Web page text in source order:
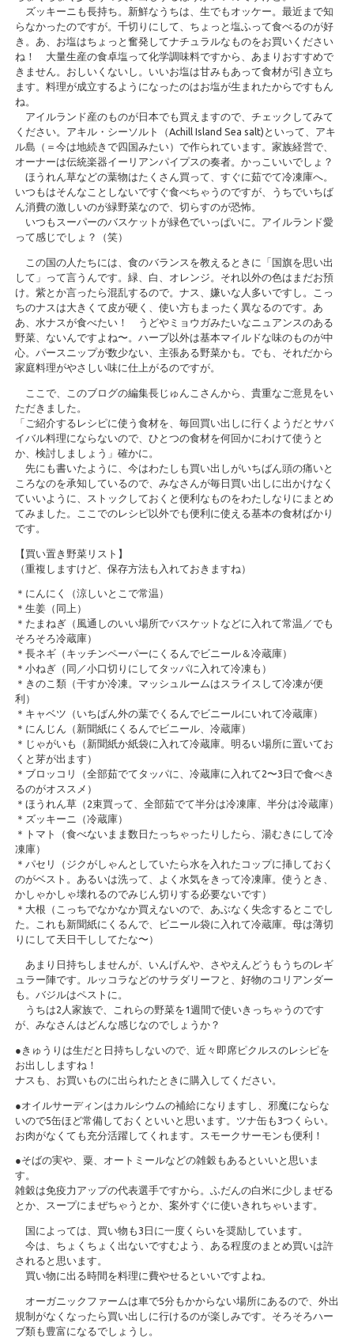
ズッキーニも長持ち。新鮮なうちは、生でもオッケー。最近まで知
らなかったのですが。千切りにして、ちょっと塩ふって食べるのが好
き。あ、お塩はちょっと奮発してナチュラルなものをお買いください
ね！ 大量生産の食卓塩って化学調味料ですから、あまりおすすめで
きません。おしいくないし。いいお塩は甘みもあって食材が引き立ち
ます。料理が成立するようになったのはお塩が生まれたからですもん
ね。
アイルランド産のものが日本でも買えますので、チェックしてみて
ください。アキル・シーソルト（Achill Island Sea salt)といって、アキ
ル島（＝今は地続きで四国みたい）で作られています。家族経営で、
オーナーは伝統楽器イーリアンパイプスの奏者。かっこいいでしょ？
ほうれん草などの葉物はたくさん買って、すぐに茹でて冷凍庫へ。
いつもはそんなことしないですぐ食べちゃうのですが、うちでいちば
ん消費の激しいのが緑野菜なので、切らすのが恐怖。
いつもスーパーのバスケットが緑色でいっぱいに。アイルランド愛
って感じでしょ？（笑）
この国の人たちには、食のバランスを教えるときに「国旗を思い出
して」って言うんです。緑、白、オレンジ。それ以外の色はまだお預
け。紫とか言ったら混乱するので。ナス、嫌いな人多いですし。こっ
ちのナスは大きくて皮が硬く、使い方もまったく異なるのです。あ
あ、水ナスが食べたい！ うどやミョウガみたいなニュアンスのある
野菜、ないんですよね〜。ハーブ以外は基本マイルドな味のものが中
心。パースニップが数少ない、主張ある野菜かも。でも、それだから
家庭料理がやさしい味に仕上がるのですが。
ここで、このブログの編集長じゅんこさんから、貴重なご意見をい
ただきました。
「ご紹介するレシピに使う食材を、毎回買い出しに行くようだとサバ
イバル料理にならないので、ひとつの食材を何回かにわけて使うと
か、検討しましょう」確かに。
先にも書いたように、今はわたしも買い出しがいちばん頭の痛いと
ころなのを承知しているので、みなさんが毎日買い出しに出かけなく
ていいように、ストックしておくと便利なものをわたしなりにまとめ
てみました。ここでのレシピ以外でも便利に使える基本の食材ばかり
です。
【買い置き野菜リスト】
（重複しますけど、保存方法も入れておきますね）
＊にんにく（涼しいとこで常温）
＊生姜（同上）
＊たまねぎ（風通しのいい場所でバスケットなどに入れて常温／でも
そろそろ冷蔵庫）
＊長ネギ（キッチンペーパーにくるんでビニール＆冷蔵庫）
＊小ねぎ（同／小口切りにしてタッパに入れて冷凍も）
＊きのこ類（干すか冷凍。マッシュルームはスライスして冷凍が便
利）
＊キャベツ（いちばん外の葉でくるんでビニールにいれて冷蔵庫）
＊にんじん（新聞紙にくるんでビニール、冷蔵庫）
＊じゃがいも（新聞紙か紙袋に入れて冷蔵庫。明るい場所に置いてお
くと芽が出ます）
＊ブロッコリ（全部茹でてタッパに、冷蔵庫に入れて2〜3日で食べき
るのがオススメ）
＊ほうれん草（2束買って、全部茹でて半分は冷凍庫、半分は冷蔵庫）
＊ズッキーニ（冷蔵庫）
＊トマト（食べないまま数日たっちゃったりしたら、湯むきにして冷
凍庫）
＊パセリ（ジクがしゃんとしていたら水を入れたコップに挿しておく
のがベスト。あるいは洗って、よく水気をきって冷凍庫。使うとき、
かしゃかしゃ壊れるのでみじん切りする必要ないです）
＊大根（こっちでなかなか買えないので、あぶなく失念するとこでし
た。これも新聞紙にくるんで、ビニール袋に入れて冷蔵庫。母は薄切
りにして天日干ししてたな〜）
あまり日持ちしませんが、いんげんや、さやえんどうもうちのレギ
ュラー陣です。ルッコラなどのサラダリーフと、好物のコリアンダー
も。バジルはペストに。
うちは2人家族で、これらの野菜を1週間で使いきっちゃうのです
が、みなさんはどんな感じなのでしょうか？
●きゅうりは生だと日持ちしないので、近々即席ピクルスのレシピを
お出ししますね！
ナスも、お買いものに出られたときに購入してください。
●オイルサーディンはカルシウムの補給になりますし、邪魔にならな
いので5缶ほど常備しておくといいと思います。ツナ缶も3つくらい。
お肉がなくても充分活躍してくれます。スモークサーモンも便利！
●そばの実や、粟、オートミールなどの雑穀もあるといいと思いま
す。
雑穀は免疫力アップの代表選手ですから。ふだんの白米に少しまぜる
とか、スープにまぜちゃうとか、案外すぐに使いきれちゃいます。
国によっては、買い物も3日に一度くらいを奨励しています。
今は、ちょくちょく出ないですむよう、ある程度のまとめ買いは許
されると思います。
買い物に出る時間を料理に費やせるといいですよね。
オーガニックファームは車で5分もかからない場所にあるので、外出
規制がなくなったら買い出しに行けるのが楽しみです。そろそろハー
ブ類も豊富になるでしょうし。